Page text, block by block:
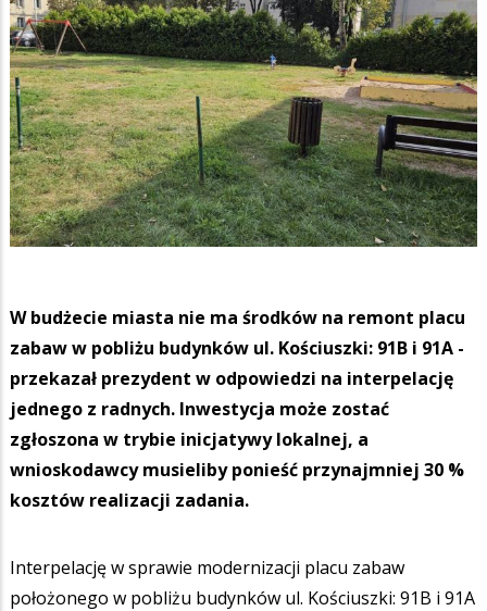
W budżecie miasta nie ma środków na remont placu
zabaw w pobliżu budynków ul. Kościuszki: 91B i 91A -
przekazał prezydent w odpowiedzi na interpelację
jednego z radnych. Inwestycja może zostać
zgłoszona w trybie inicjatywy lokalnej, a
wnioskodawcy musieliby ponieść przynajmniej 30 %
kosztów realizacji zadania.
Interpelację w sprawie modernizacji placu zabaw
położonego w pobliżu budynków ul. Kościuszki: 91B i 91A